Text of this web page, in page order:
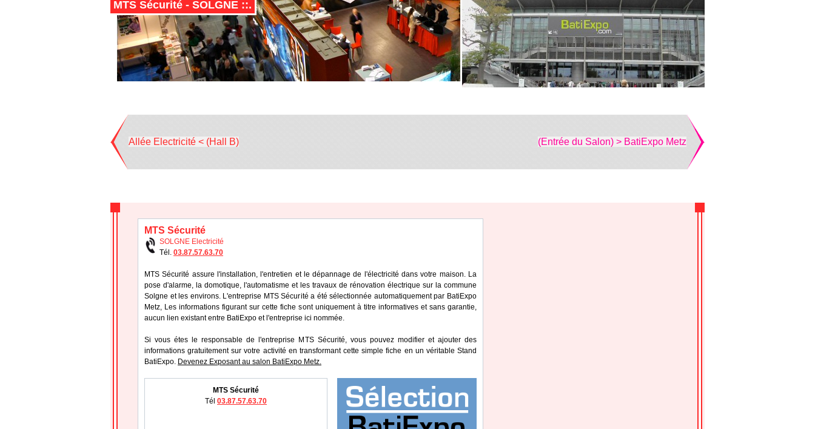
MTS Sécurité - SOLGNE ::.
Allée Electricité < (Hall B) (Entrée du Salon) > BatiExpo Metz
MTS Sécurité
SOLGNE Electricité
Tél. 03.87.57.63.70
MTS Sécurité assure l'installation, l'entretien et le dépannage de l'électricité dans votre maison. La
pose d'alarme, la domotique, l'automatisme et les travaux de rénovation électrique sur la commune
Solgne et les environs. L'entreprise MTS Sécurité a été sélectionnée automatiquement par BatiExpo
Metz, Les informations figurant sur cette fiche sont uniquement à titre informatives et sans garantie,
aucun lien existant entre BatiExpo et l'entreprise ici nommée.
Si vous étes le responsable de l'entreprise MTS Sécurité, vous pouvez modifier et ajouter des
informations gratuitement sur votre activité en transformant cette simple fiche en un véritable Stand
BatiExpo. Devenez Exposant au salon BatiExpo Metz.
MTS Sécurité
Tél 03.87.57.63.70